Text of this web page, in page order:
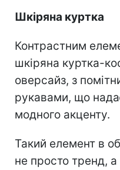
Шкіряна куртка
Контрастним
шкіряна куртка-
оверсайз, з
рукавами, що
модного акценту.
Такий елемент в
не просто тренд,